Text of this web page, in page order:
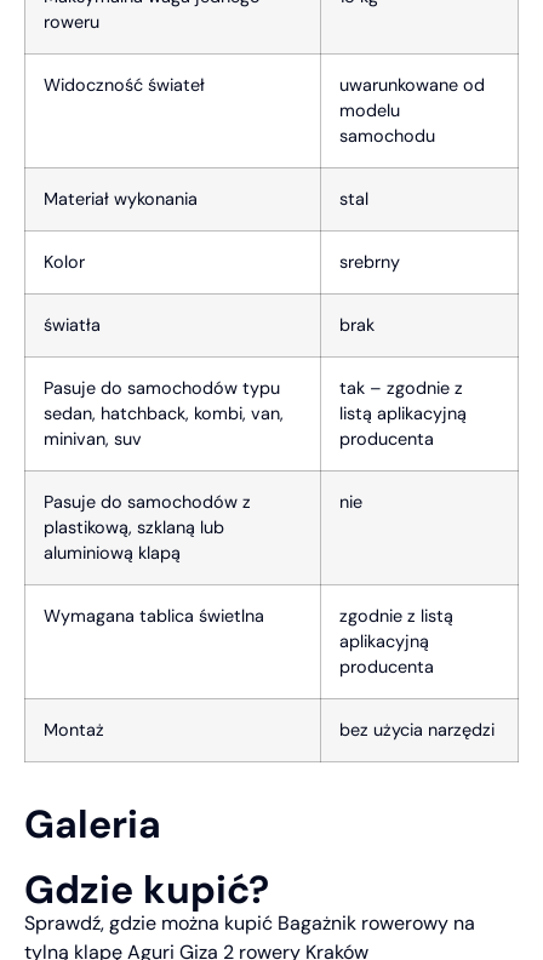
roweru
Widoczność świateł
uwarunkowane od
modelu
samochodu
Materiał wykonania stal
Kolor srebrny
światła brak
Pasuje do samochodów typu
sedan, hatchback, kombi, van,
minivan, suv
tak – zgodnie z
listą aplikacyjną
producenta
Pasuje do samochodów z
plastikową, szklaną lub
aluminiową klapą
nie
Wymagana tablica świetlna
zgodnie z listą
aplikacyjną
producenta
Montaż bez użycia narzędzi
Galeria
Gdzie kupić?
Sprawdź, gdzie można kupić Bagażnik rowerowy na
tylną klapę Aguri Giza 2 rowery Kraków